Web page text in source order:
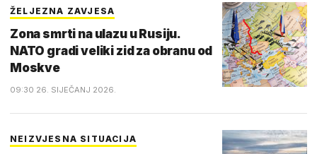
ŽELJEZNA ZAVJESA
Zona smrti na ulazu u Rusiju.
NATO gradi veliki zid za obranu od
Moskve
09:30 26. SIJEČANJ 2026.
NEIZVJESNA SITUACIJA